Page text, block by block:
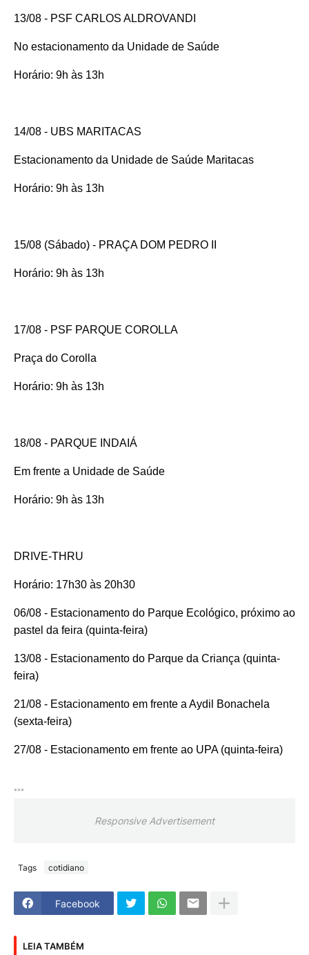
13/08 - PSF CARLOS ALDROVANDI
No estacionamento da Unidade de Saúde
Horário: 9h às 13h
14/08 - UBS MARITACAS
Estacionamento da Unidade de Saúde Maritacas
Horário: 9h às 13h
15/08 (Sábado) - PRAÇA DOM PEDRO II
Horário: 9h às 13h
17/08 - PSF PARQUE COROLLA
Praça do Corolla
Horário: 9h às 13h
18/08 - PARQUE INDAIÁ
Em frente a Unidade de Saúde
Horário: 9h às 13h
DRIVE-THRU
Horário: 17h30 às 20h30
06/08 - Estacionamento do Parque Ecológico, próximo ao
pastel da feira (quinta-feira)
13/08 - Estacionamento do Parque da Criança (quinta-
feira)
21/08 - Estacionamento em frente a Aydil Bonachela
(sexta-feira)
27/08 - Estacionamento em frente ao UPA (quinta-feira)
***
Responsive Advertisement
Tags cotidiano
Facebook
LEIA TAMBÉM